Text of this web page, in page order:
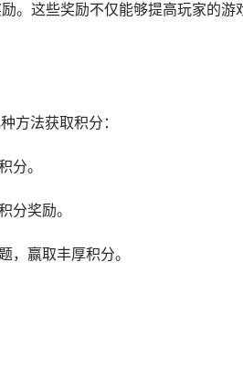
。这些奖励不仅能够提高玩家的
方法获取积分：
分。
分奖励。
，赢取丰厚积分。